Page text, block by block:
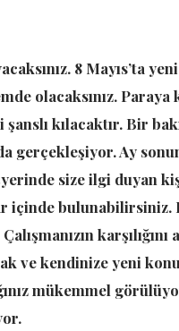
8 Mayıs’ta
olacaksınız.
kılacaktır. Bir
gerçekleşiyor. Ay
size ilgi duyan
içinde bulunabilirsiniz.
ve kendinize yeni
mükemmel